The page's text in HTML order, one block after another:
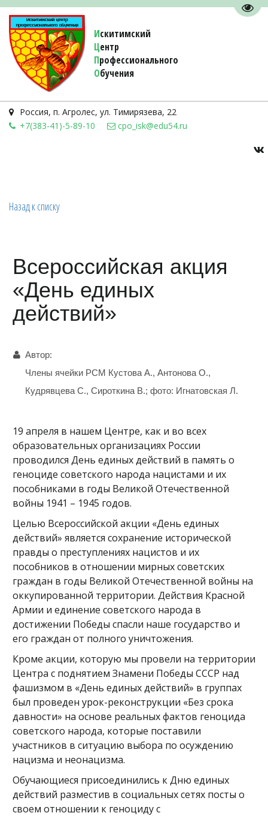
Искитимский
Центр
Профессионального
Обучения
Россия, п. Агролес, ул. Тимирязева, 22
+7(383-41)-5-89-10
cpo_isk@edu54.ru
Назад к списку
Всероссийская акция
«День единых
действий»
Автор:
Члены ячейки РСМ Кустова А., Антонова О.,
Кудрявцева С., Сироткина В.; фото: Игнатовская Л.
19 апреля в нашем Центре, как и во всех
образовательных организациях России
проводился День единых действий в память о
геноциде советского народа нацистами и их
пособниками в годы Великой Отечественной
войны 1941 – 1945 годов.
Целью Всероссийской акции «День единых
действий» является сохранение исторической
правды о преступлениях нацистов и их
пособников в отношении мирных советских
граждан в годы Великой Отечественной войны на
оккупированной территории. Действия Красной
Армии и единение советского народа в
достижении Победы спасли наше государство и
его граждан от полного уничтожения.
Кроме акции, которую мы провели на территории
Центра с поднятием Знамени Победы СССР над
фашизмом в «День единых действий» в группах
был проведен урок-реконструкции «Без срока
давности» на основе реальных фактов геноцида
советского народа, которые поставили
участников в ситуацию выбора по осуждению
нацизма и неонацизма.
Обучающиеся присоединились к Дню единых
действий разместив в социальных сетях посты о
своем отношении к геноциду с